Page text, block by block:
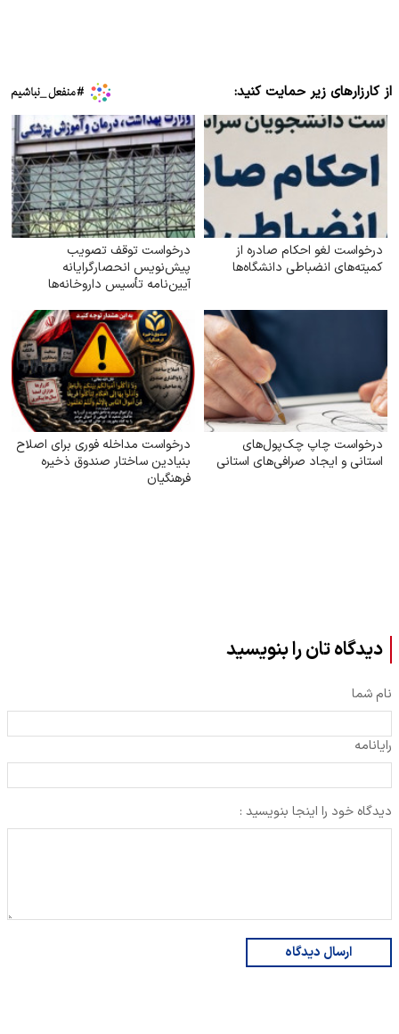
از کارزارهای زیر حمایت کنید:
درخواست لغو احکام صادره از
کمیته‌های انضباطی دانشگاه‌ها
درخواست توقف تصویب
پیش‌نویس انحصارگرایانه
آیین‌نامه تأسیس داروخانه‌ها
درخواست چاپ چک‌‌پول‌‌های
استانی و ایجاد صرافی‌‌های استانی
درخواست مداخله فوری برای اصلاح
بنیادین ساختار صندوق ذخیره
فرهنگیان
دیدگاه تان را بنویسید
نام شما
رایانامه
دیدگاه خود را اینجا بنویسید :
ارسال دیدگاه